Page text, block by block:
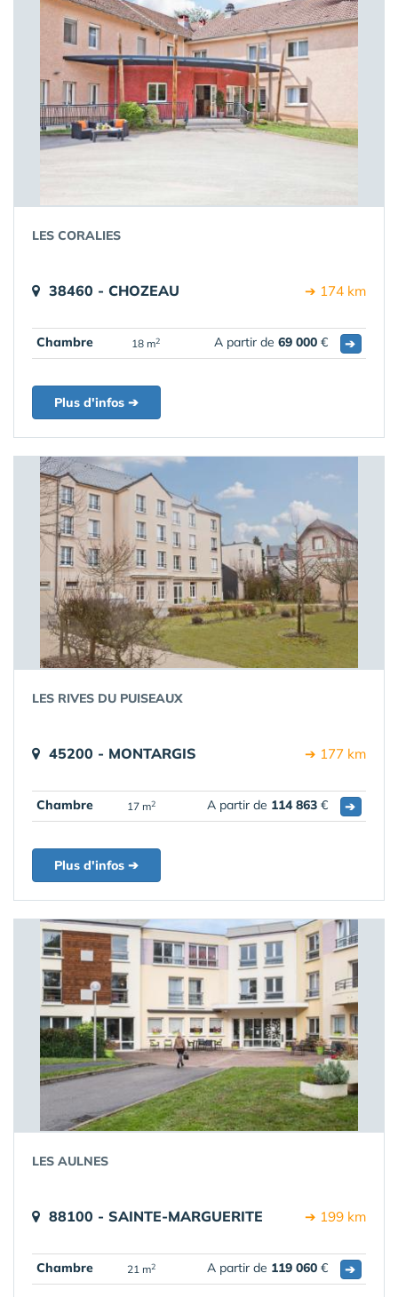
LES CORALIES
38460 - CHOZEAU ➔ 174 km
Chambre 18 m2 A partir de 69 000 € ➔
Plus d'infos ➔
LES RIVES DU PUISEAUX
45200 - MONTARGIS ➔ 177 km
Chambre 17 m2 A partir de 114 863 € ➔
Plus d'infos ➔
LES AULNES
88100 - SAINTE-MARGUERITE ➔ 199 km
Chambre 21 m2 A partir de 119 060 € ➔